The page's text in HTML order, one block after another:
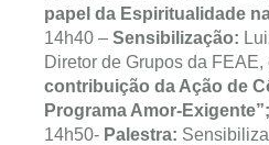
papel da Espiritualidade
14h40 – Sensibilização:
Diretor de Grupos da FEAE,
contribuição da Ação de
Programa Amor-Exigente”;
14h50- Palestra: